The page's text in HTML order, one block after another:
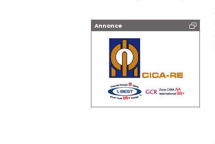
Annonce